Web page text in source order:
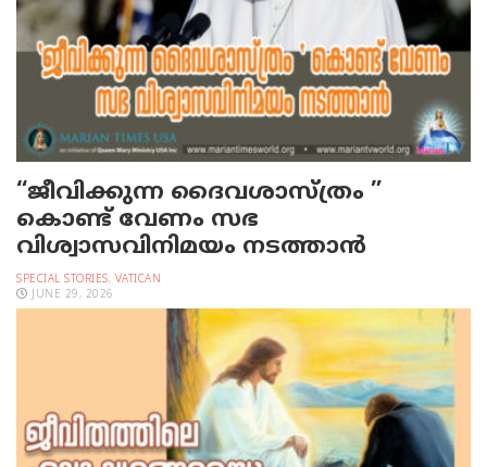
“ജീവിക്കുന്ന ദൈവശാസ്ത്രം ”
കൊണ്ട് വേണം സഭ
വിശ്വാസവിനിമയം നടത്താൻ
SPECIAL STORIES, VATICAN
JUNE 29, 2026